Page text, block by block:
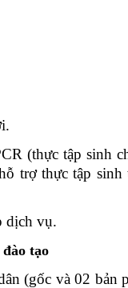
(thực tập sinh
trợ thực tập
dịch vụ.
tạo
(gốc và 02 bản